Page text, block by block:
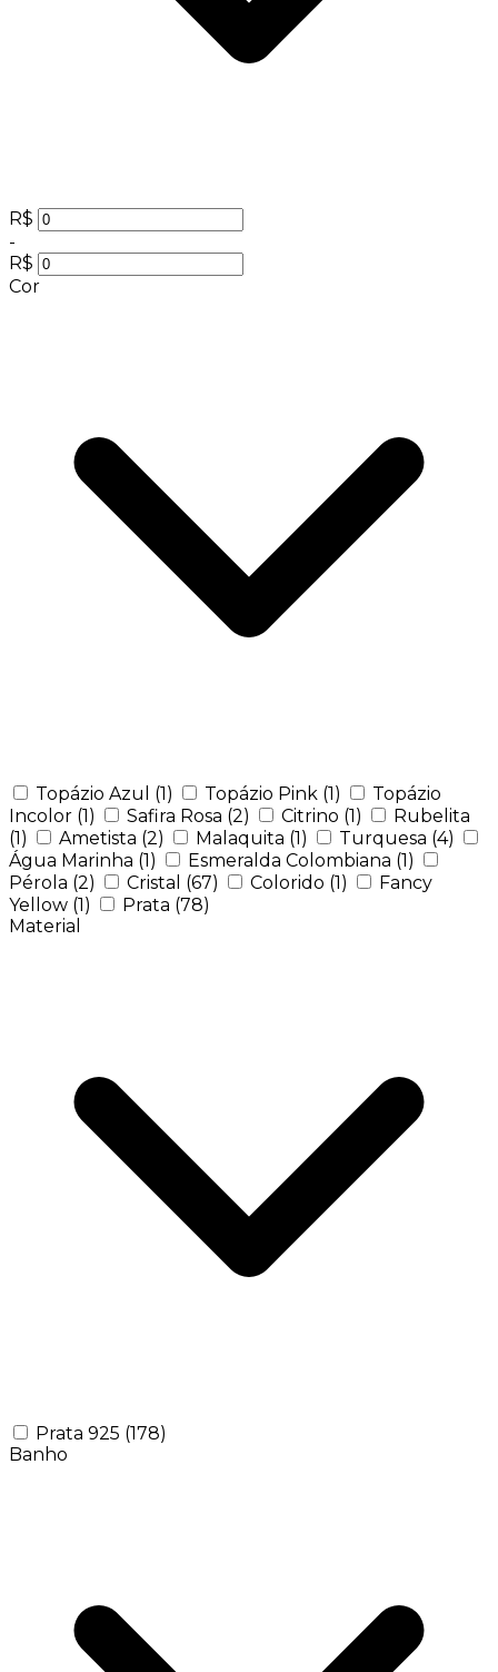
R$
-
R$
Cor
Topázio Azul (1) Topázio Pink (1)
Topázio
Incolor (1) Safira Rosa (2) Citrino (1)
Rubelita
(1)
Ametista (2) Malaquita (1) Turquesa (4)
Água Marinha (1) Esmeralda Colombiana (1)
Pérola (2) Cristal (67) Colorido (1)
Fancy
Yellow (1) Prata (78)
Material
Prata 925 (178)
Banho